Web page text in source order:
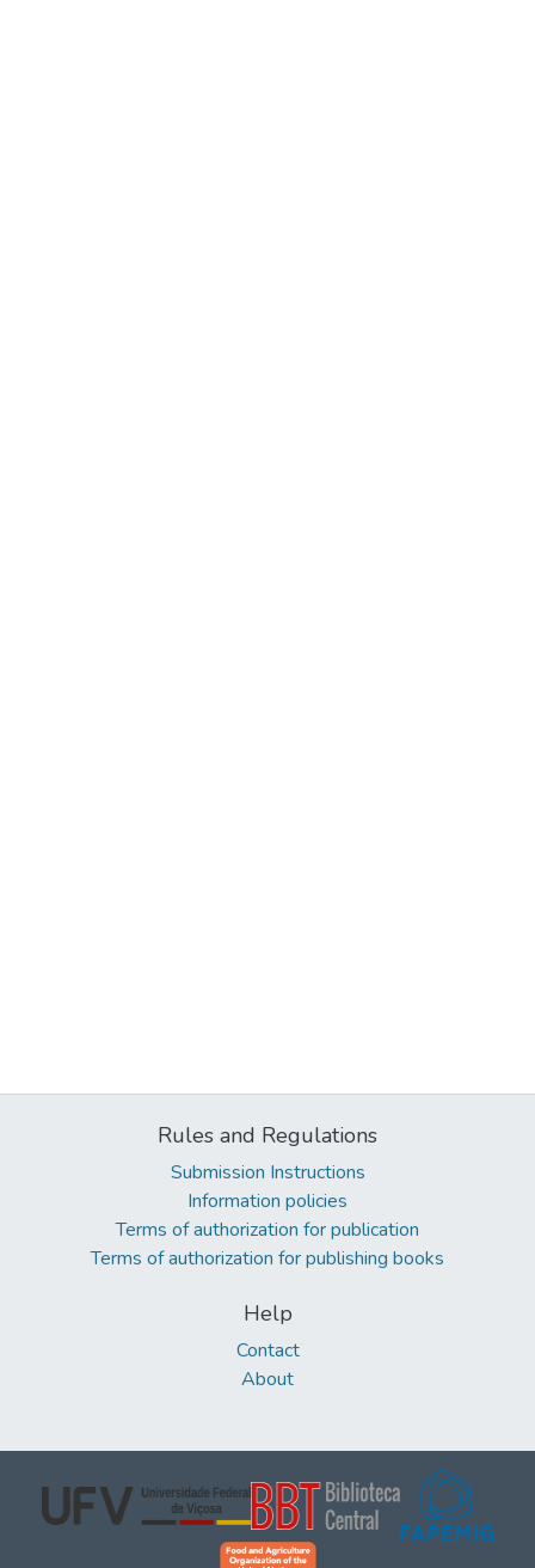
Rules and Regulations
Submission Instructions
Information policies
Terms of authorization for publication
Terms of authorization for publishing books
Help
Contact
About